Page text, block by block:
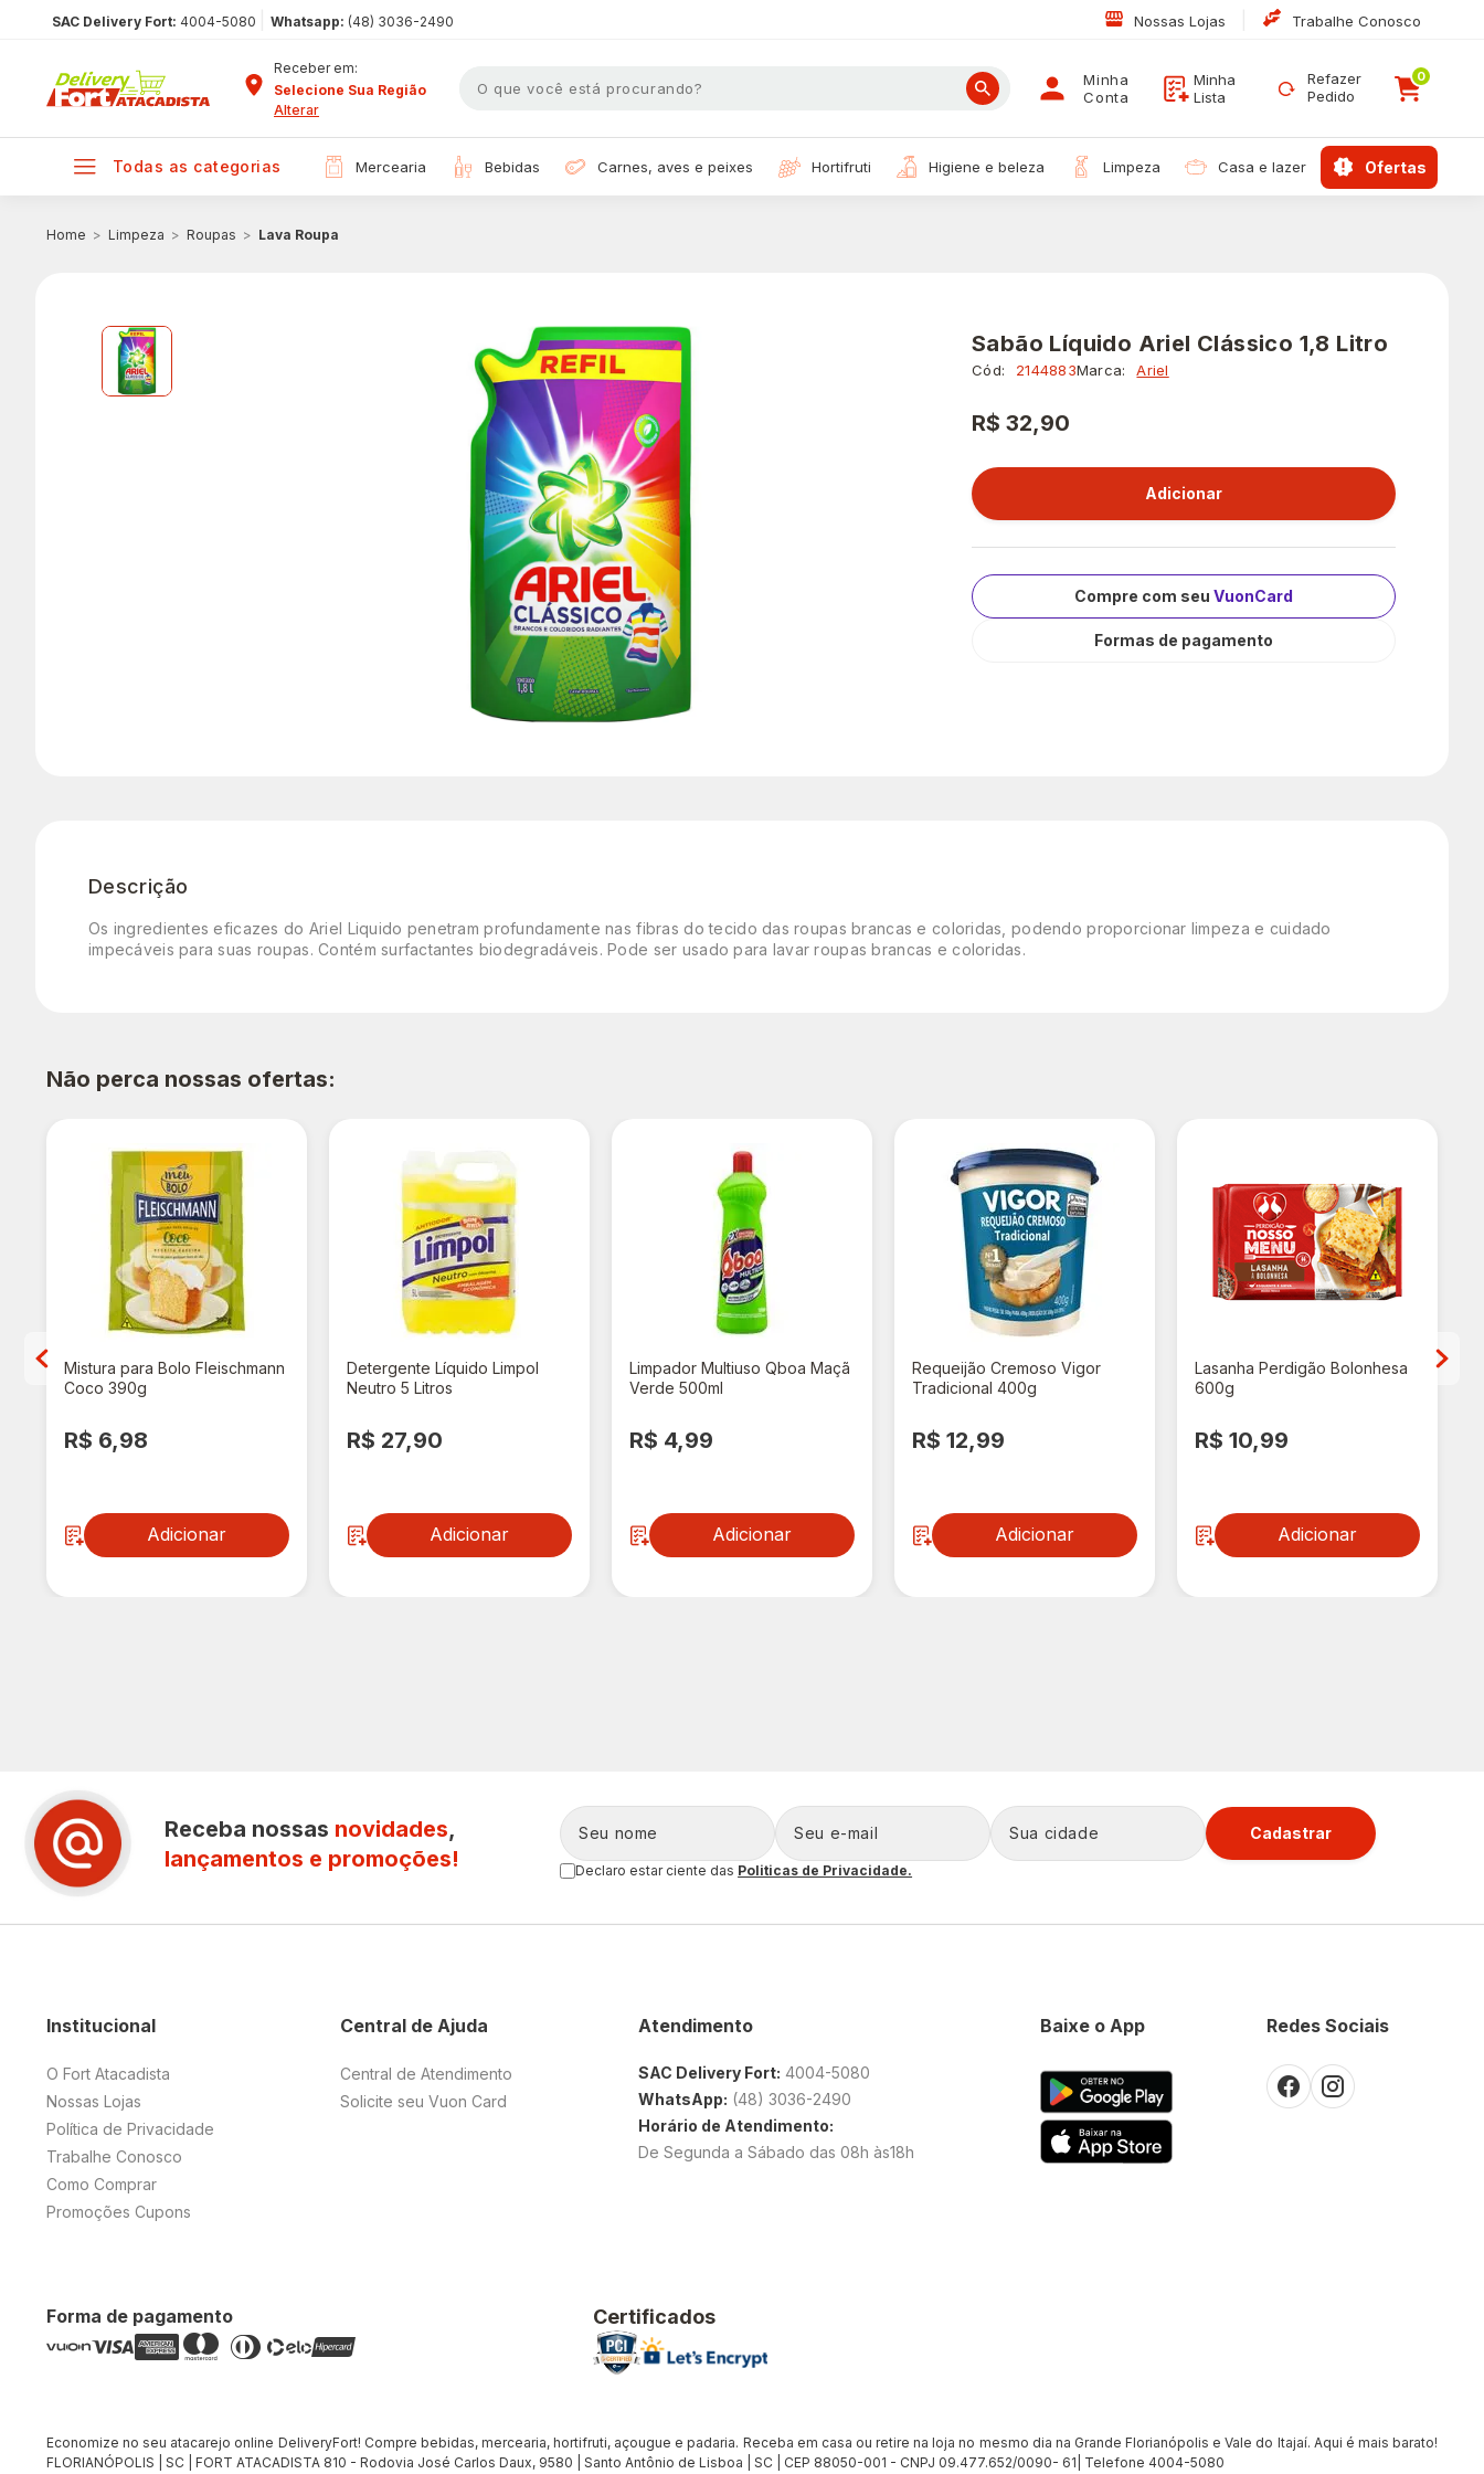
SAC Delivery Fort: 4004-5080 Whatsapp: (48) 3036-2490 Nossas Lojas Trabalhe Conosco
Receber em:
Selecione Sua Região
Alterar
Minha
Conta
Minha
Lista
Refazer
Pedido
0
todas as categorias mercearia bebidas carnes, aves e peixes hortifruti higiene e beleza limpeza casa e lazer ofertas
Limpeza Roupas Lava Roupa
Sabão Líquido Ariel Clássico 1,8 Litro
Cód: 2144883Marca: Ariel
R$ 32,90
Compre com seu VuonCard
Formas de pagamento
Descrição
Os ingredientes eficazes do Ariel Liquido penetram profundamente nas fibras do tecido das roupas brancas e coloridas, podendo proporcionar limpeza e cuidado
impecáveis para suas roupas. Contém surfactantes biodegradáveis. Pode ser usado para lavar roupas brancas e coloridas.
Não perca nossas ofertas:
Mistura para Bolo Fleischmann
Coco 390g
R$ 6,98
Adicionar
Detergente Líquido Limpol
Neutro 5 Litros
R$ 27,90
Adicionar
Limpador Multiuso Qboa Maçã
Verde 500ml
R$ 4,99
Adicionar
Requeijão Cremoso Vigor
Tradicional 400g
R$ 12,99
Adicionar
Lasanha Perdigão Bolonhesa
600g
R$ 10,99
Adicionar
Receba nossas novidades,
lançamentos e promoções!
Cadastrar
Declaro estar ciente das Politicas de Privacidade.
Central de Ajuda
Central de Atendimento
Solicite seu Vuon Card
Institucional
O Fort Atacadista
Nossas Lojas
Política de Privacidade
Trabalhe Conosco
Como Comprar
Promoções Cupons
Atendimento
SAC Delivery Fort: 4004-5080
WhatsApp: (48) 3036-2490
Horário de Atendimento:
De Segunda a Sábado das 08h às18h
Redes Sociais
Baixe o App
Forma de pagamento Certificados
Economize no seu atacarejo online DeliveryFort! Compre bebidas, mercearia, hortifruti, açougue e padaria. Receba em casa ou retire na loja no mesmo dia na Grande Florianópolis e Vale do Itajaí. Aqui é mais barato!
FLORIANÓPOLIS | SC | FORT ATACADISTA 810 - Rodovia José Carlos Daux, 9580 | Santo Antônio de Lisboa | SC | CEP 88050-001 - CNPJ 09.477.652/0090- 61| Telefone 4004-5080